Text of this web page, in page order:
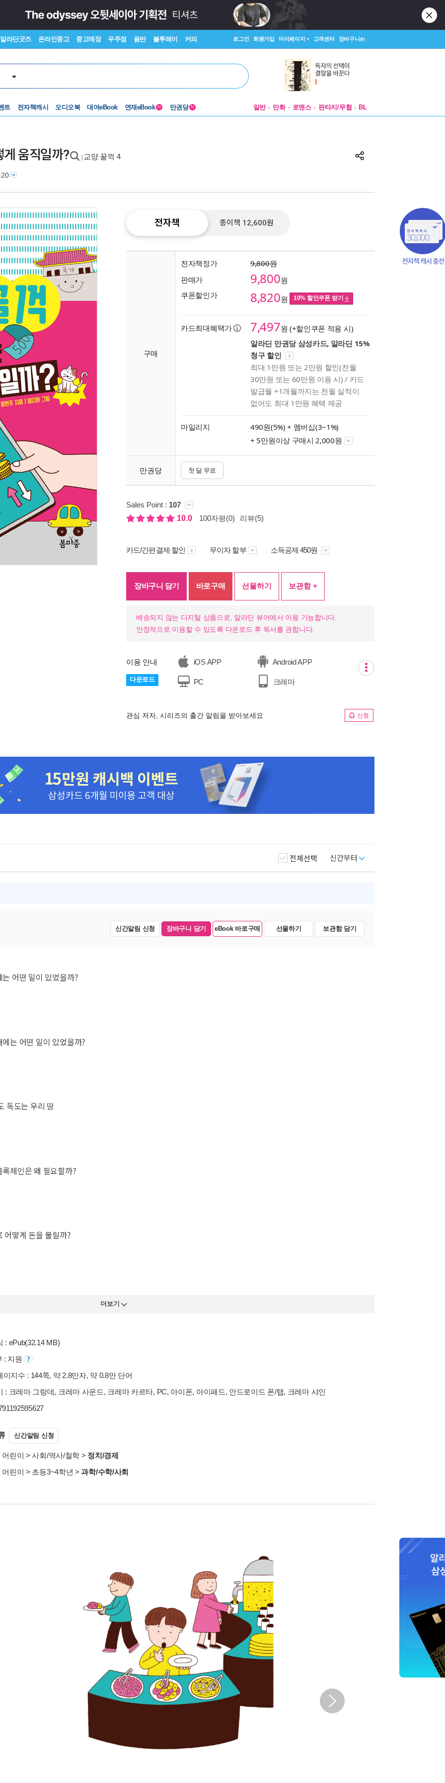
알라딘굿즈 온라인중고 중고매장 우주점 음반 블루레이 커피 로그인 회원가입 마이페이지 고객센터 장바구니(0)
트 전자책캐시 오디오북 대여eBook 연재eBook N 만권당 N 일반 만화 로맨스 판타지/무협 BL
움직일까? 교양 꿀꺽 4
20
전자책 종이책 12,600원
구매
전자책정가
9,800원
판매가
9,800원
쿠폰할인가
8,820원 10% 할인쿠폰 받기
카드최대혜택가 7,497원 (+할인쿠폰 적용 시)
알라딘 만권당 삼성카드, 알라딘 15%
청구 할인
최대 1만원 또는 2만원 할인(전월
30만원 또는 60만원 이용 시) / 카드
발급월 +1개월까지는 전월 실적이
없어도 최대 1만원 혜택 제공
마일리지 490원(5%) + 멤버십(3~1%)
+ 5만원이상 구매시 2,000원
만권당 첫 달 무료
Sales Point : 107
10.0
100자평(0) 리뷰(5)
카드/간편결제 할인 무이자 할부 소득공제 450원
장바구니 담기 바로구매 선물하기 보관함 +
배송되지 않는 디지털 상품으로, 알라딘 뷰어에서 이용 가능합니다.
안정적으로 이용할 수 있도록 다운로드 후 독서를 권합니다.
이용 안내
다운로드
iOS APP Android APP
PC 크레마
관심 저자, 시리즈의 출간 알림을 받아보세요 신청
신간부터
전체선택
신간알림 신청 장바구니 담기 eBook 바로구매 선물하기 보관함 담기
어떤 일이 있었을까?
는 어떤 일이 있었을까?
독도는 우리 땅
체인은 왜 필요할까?
어떻게 돈을 불릴까?
더보기
: ePub(32.14 MB)
: 지원
이지수 : 144쪽, 약 2.8만자, 약 0.8만 단어
: 크레마 그랑데, 크레마 사운드, 크레마 카르타, PC, 아이폰, 아이패드, 안드로이드 폰/탭, 크레마 샤인
신간알림 신청
어린이 >사회/역사/철학 > 정치/경제
어린이 > 초등3~4학년 >과학/수학/사회